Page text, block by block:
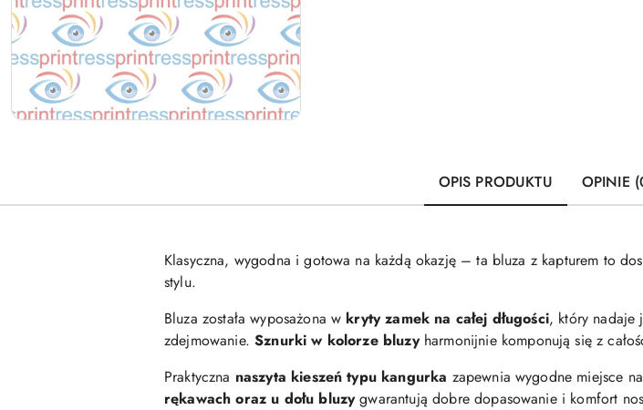
OPIS PRODUKTU OPINIE
Klasyczna, wygodna i gotowa na każdą okazję – ta bluza z kapturem to
stylu.
Bluza została wyposażona w kryty zamek na całej długości, który nadaje
zdejmowanie.Sznurki w kolorze bluzyharmonijnie komponują się z
Praktyczna naszyta kieszeń typu kangurka zapewnia wygodne miejsce
rękawach oraz u dołu bluzygwarantują dobre dopasowanie i komfort